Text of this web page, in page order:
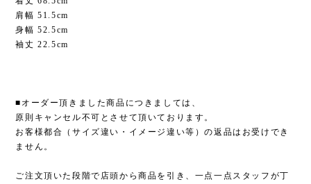
肩幅 51.5cm
身幅 52.5cm
袖丈 22.5cm
■オーダー頂きました商品につきましては、
原則キャンセル不可とさせて頂いております。
お客様都合（サイズ違い・イメージ違い等）の返品はお受けでき
ません。
ご注文頂いた段階で店頭から商品を引き、一点一点スタッフが丁